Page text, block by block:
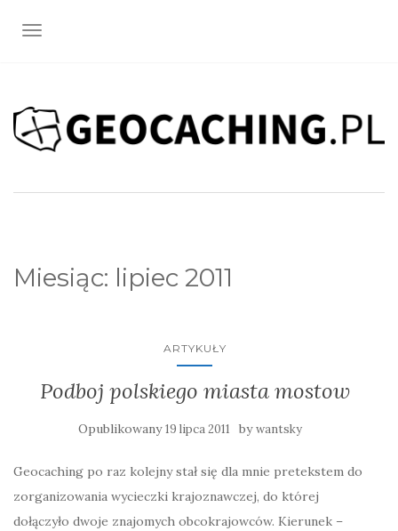
TOGGLE NAVIGATION
Miesiąc: lipiec 2011
ARTYKUŁY
Podboj polskiego miasta mostow
Opublikowany19 lipca 2011 bywantsky
Geocaching po raz kolejny stał się dla mnie pretekstem do
zorganizowania wycieczki krajoznawczej, do której
dołączyło dwoje znajomych obcokrajowców. Kierunek –